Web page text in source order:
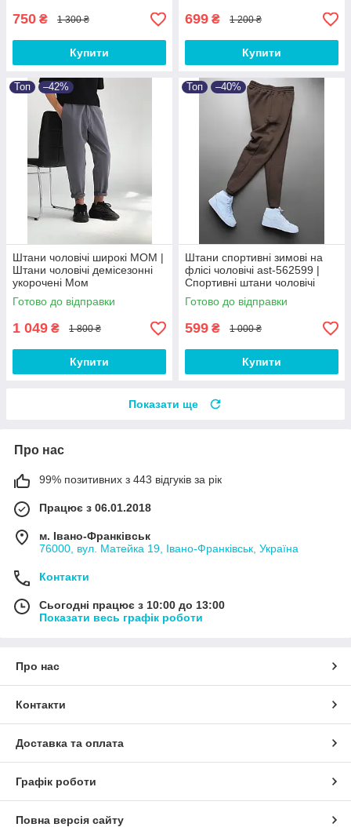
750 ₴ 1 300 ₴
Купити
699 ₴ 1 200 ₴
Купити
Топ –42%
Штани чоловічі широкі МОМ |
Штани чоловічі демісезонні
укорочені Мом
Готово до відправки
1 049 ₴ 1 800 ₴
Купити
Топ –40%
Штани спортивні зимові на
флісі чоловічі ast-562599 |
Спортивні штани чоловічі
теплі Люкс якості
Готово до відправки
599 ₴ 1 000 ₴
Купити
Показати ще
Про нас
99% позитивних з 443 відгуків за рік
Працює з 06.01.2018
м. Івано-Франківськ
76000, вул. Матейка 19, Івано-Франківськ, Україна
Контакти
Сьогодні працює з 10:00 до 13:00
Показати весь графік роботи
Про нас
Контакти
Доставка та оплата
Графік роботи
Повна версія сайту